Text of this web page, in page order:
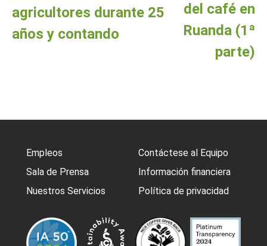
agricultores durante 25
años y contando
del café en
Ruanda (1ª
parte)
Empleos
Sala de Prensa
Nuestros Servicios
Contáctese al Equipo
Información financiera
Política de privacidad